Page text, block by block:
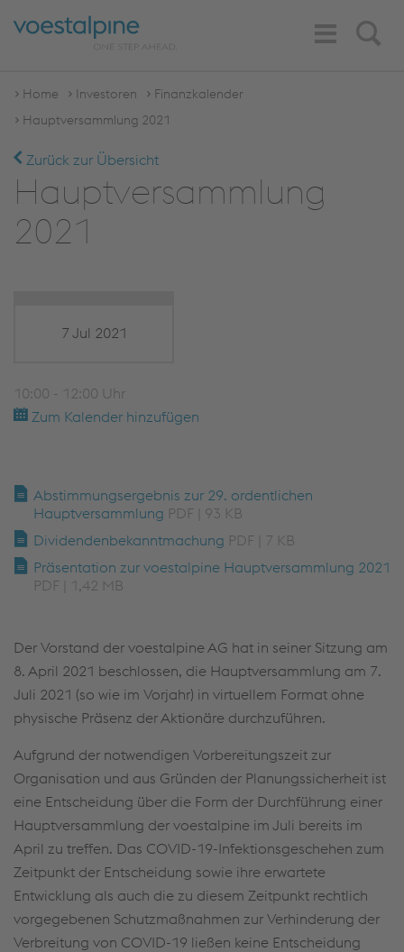
Search
Toggle
Navigation
Home Investoren
Finanzkalender
Hauptversammlung 2021
Zurück zur Übersicht
Hauptversammlung
2021
7 Jul 2021
10:00 - 12:00 Uhr
Zum Kalender hinzufügen
Abstimmungsergebnis zur 29. ordentlichen
Hauptversammlung PDF | 93 KB
Dividendenbekanntmachung PDF | 7 KB
Präsentation zur voestalpine Hauptversammlung 2021
PDF | 1,42 MB
Der Vorstand der voestalpine AG hat in seiner Sitzung am
8. April 2021 beschlossen, die Hauptversammlung am 7.
Juli 2021 (so wie im Vorjahr) in virtuellem Format ohne
physische Präsenz der Aktionäre durchzuführen.
Aufgrund der notwendigen Vorbereitungszeit zur
Organisation und aus Gründen der Planungssicherheit ist
eine Entscheidung über die Form der Durchführung einer
Hauptversammlung der voestalpine im Juli bereits im
April zu treffen. Das COVID-19-Infektionsgeschehen zum
Zeitpunkt der Entscheidung sowie ihre erwartete
Entwicklung als auch die zu diesem Zeitpunkt rechtlich
vorgegebenen Schutzmaßnahmen zur Verhinderung der
Verbreitung von COVID-19 ließen keine Entscheidung